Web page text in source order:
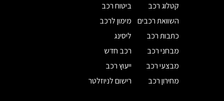
קטלוג רכב
השוואת רכבים
כתבות רכב
מבחני רכב
מבצעי רכב
מחירון רכב
ביטוח רכב
מימון לרכב
ליסינג
רכב חדש
ייעוץ רכב
רישום לניוזלטר